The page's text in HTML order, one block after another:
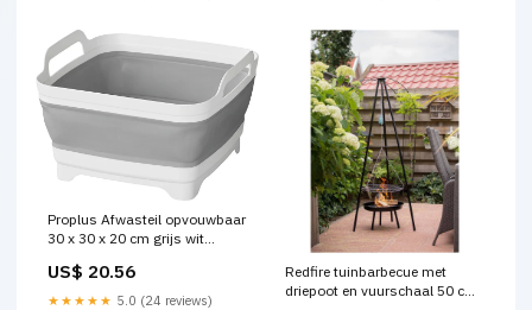
Proplus Afwasteil opvouwbaar
30 x 30 x 20 cm grijs wit
US$ 20.56
★★★★★ 5.0 (24 reviews)
Redfire tuinbarbecue met
driepoot en vuurschaal 50 cm